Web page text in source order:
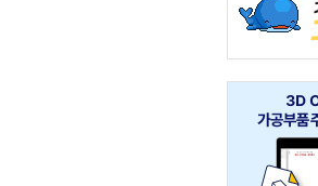
234x60
234x60